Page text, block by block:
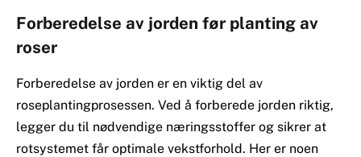
Forberedelse av jorden før planting av
roser
Forberedelse av jorden er en viktig del av
roseplantingprosessen. Ved å forberede jorden riktig,
legger du til nødvendige næringsstoffer og sikrer at
rotsystemet får optimale vekstforhold. Her er noen